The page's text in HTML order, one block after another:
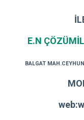
E.N
BALGAT